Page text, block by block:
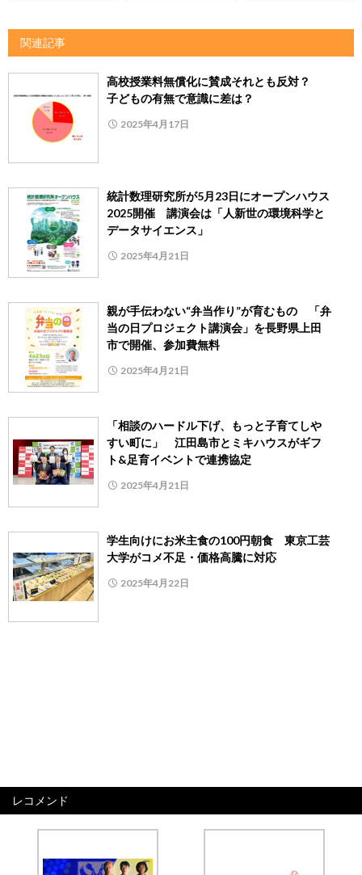
関連記事
高校授業料無償化に賛成それとも反対？
子どもの有無で意識に差は？
2025年4月17日
統計数理研究所が5月23日にオープンハウス
2025開催 講演会は「人新世の環境科学と
データサイエンス」
2025年4月21日
親が手伝わない“弁当作り”が育むもの 「弁
当の日プロジェクト講演会」を長野県上田
市で開催、参加費無料
2025年4月21日
「相談のハードル下げ、もっと子育てしや
すい町に」 江田島市とミキハウスがギフ
ト&足育イベントで連携協定
2025年4月21日
学生向けにお米主食の100円朝食 東京工芸
大学がコメ不足・価格高騰に対応
2025年4月22日
レコメンド